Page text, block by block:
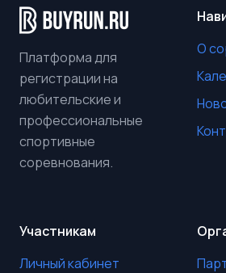
Платформа для
регистрации на
любительские и
профессиональные
спортивные
соревнования.
О
Участникам
Личный кабинет